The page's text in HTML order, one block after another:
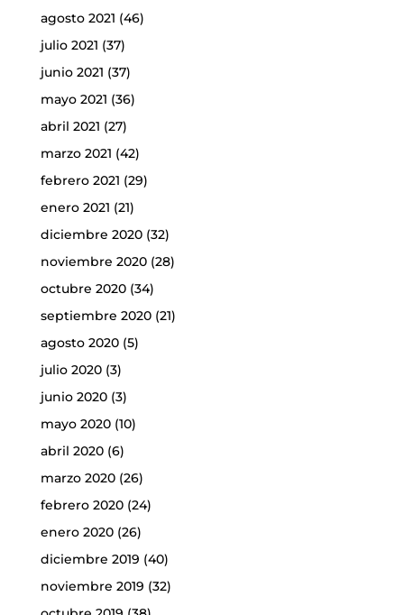
agosto 2021 (46)
julio 2021 (37)
junio 2021 (37)
mayo 2021 (36)
abril 2021 (27)
marzo 2021 (42)
febrero 2021 (29)
enero 2021 (21)
diciembre 2020(32)
noviembre 2020(28)
octubre 2020(34)
septiembre 2020(21)
agosto 2020(5)
julio 2020(3)
junio 2020(3)
mayo 2020(10)
abril 2020(6)
marzo 2020(26)
febrero 2020(24)
enero 2020(26)
diciembre 2019 (40)
noviembre 2019 (32)